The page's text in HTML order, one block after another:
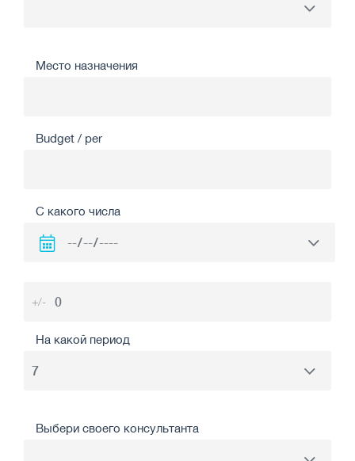
Место назначения
Budget / per
С какого числа
+/-
На какой период
Выбери своего консультанта